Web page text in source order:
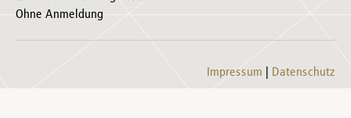
Ohne Anmeldung
Impressum Datenschutz